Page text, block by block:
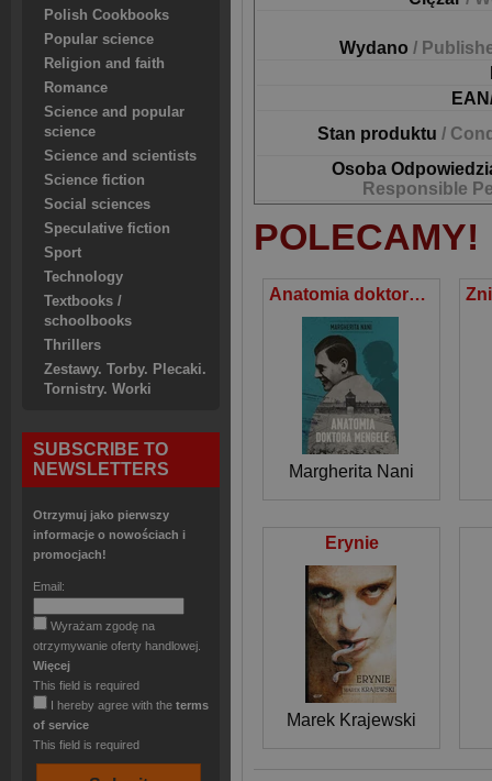
Polish Cookbooks
Popular science
Religion and faith
Romance
Science and popular
science
Science and scientists
Science fiction
Social sciences
Speculative fiction
Sport
Technology
Textbooks /
schoolbooks
Thrillers
Zestawy. Torby. Plecaki.
Tornistry. Worki
SUBSCRIBE TO
NEWSLETTERS
Otrzymuj jako pierwszy
informacje o nowościach i
promocjach!
Email:
Wyrażam zgodę na
otrzymywanie oferty handlowej.
Więcej
This field is required
I hereby agree with the terms
of service
This field is required
Wydano /
Stan produktu /
Osoba
Responsible
POLECAMY!
Anatomia doktora Mengele
Margherita Nani
Erynie
Marek Krajewski